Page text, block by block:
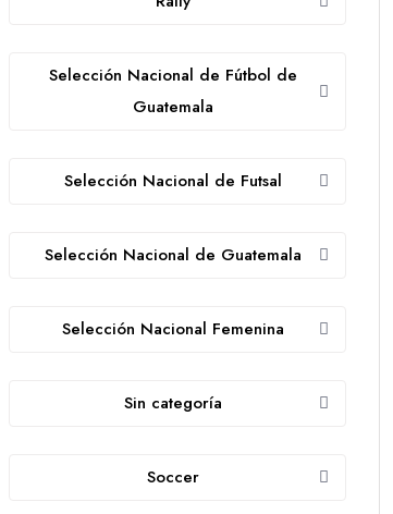
Selección Nacional de Fútbol de
Guatemala
Selección Nacional de Futsal
Selección Nacional de Guatemala
Selección Nacional Femenina
Sin categoría
Soccer